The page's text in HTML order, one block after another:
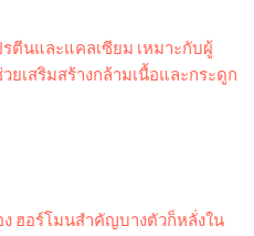
ตีนและแคลเซียม เหมาะกับผู้
เสริมสร้างกล้ามเนื้อและกระดูก
ฮอร์โมนสำคัญบางตัวก็หลั่งใน